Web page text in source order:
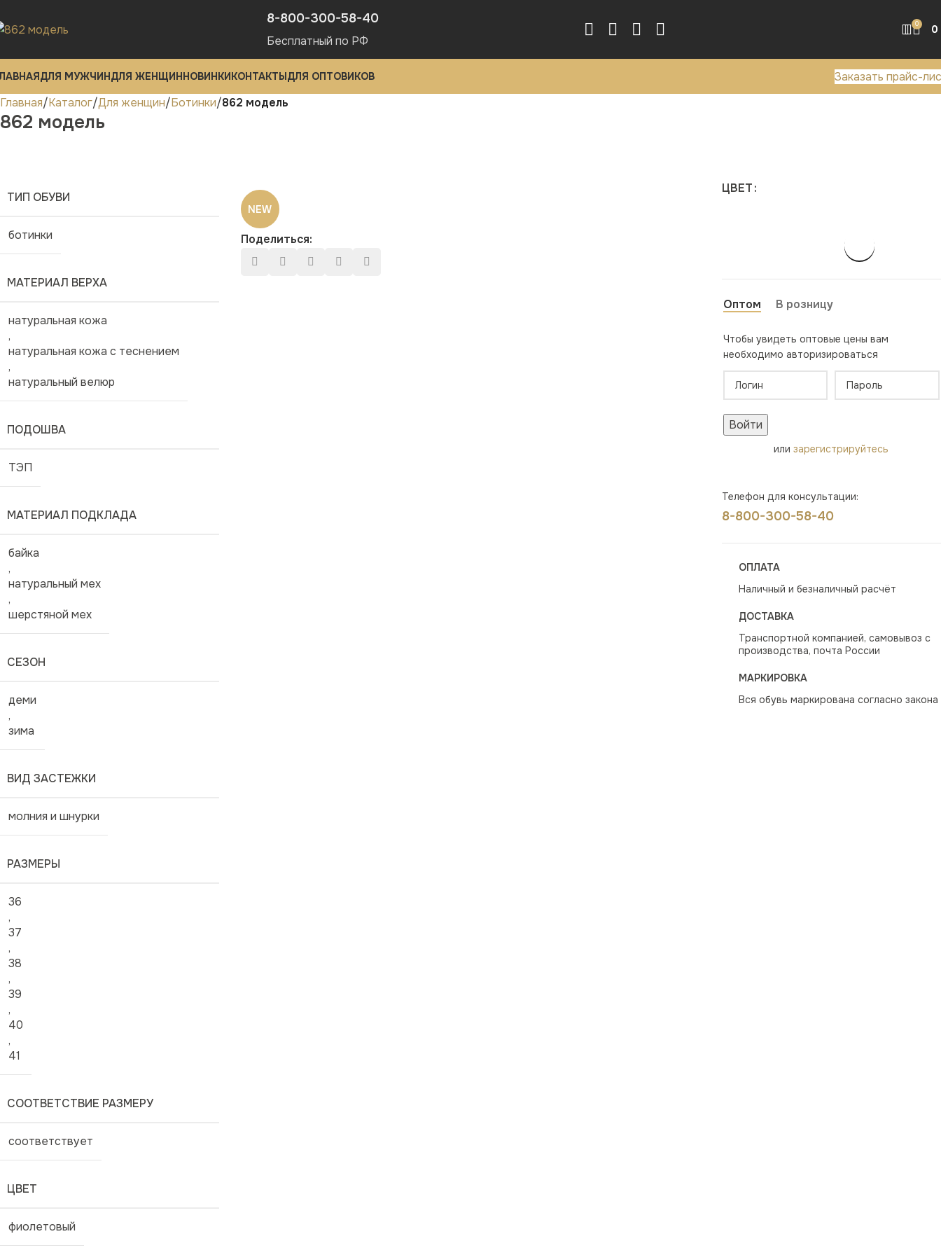
8-800-300-58-40
Бесплатный по РФ
0 0
ДЛЯ МУЖЧИНДЛЯ ЖЕНЩИННОВИНКИКОНТАКТЫДЛЯ ОПТОВИКОВ
Заказать прайс-
Главная Каталог Для женщин Ботинки 862 модель
862 модель
ТИП ОБУВИ
ботинки
МАТЕРИАЛ ВЕРХА
натуральная кожа
,
натуральная кожа с теснением
,
натуральный велюр
ПОДОШВА
ТЭП
МАТЕРИАЛ ПОДКЛАДА
байка
,
натуральный мех
,
шерстяной мех
СЕЗОН
деми
,
зима
ВИД ЗАСТЕЖКИ
молния и шнурки
РАЗМЕРЫ
36
,
37
,
38
,
39
,
40
,
41
СООТВЕТСТВИЕ РАЗМЕРУ
соответствует
ЦВЕТ
фиолетовый
NEW
Поделиться:
ЦВЕТ
Оптом В розницу
Чтобы увидеть оптовые цены вам
необходимо авторизироваться
Войти
илизарегистрируйтесь
Телефон для консультации:
8-800-300-58-40
ОПЛАТА
Наличный и безналичный расчёт
ДОСТАВКА
Транспортной компанией, самовывоз с
производства, почта России
МАРКИРОВКА
Вся обувь маркирована согласно закона